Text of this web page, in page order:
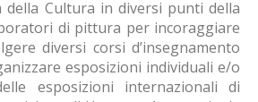
della Cultura in diversi punti della
di pittura per incoraggiare
diversi corsi d’insegnamento
esposizioni individuali e/o
esposizioni internazionali di